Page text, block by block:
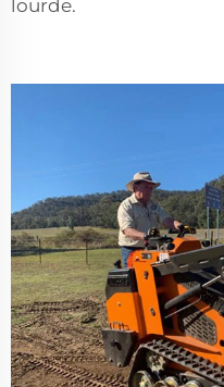
lourde.